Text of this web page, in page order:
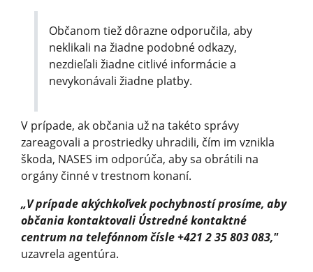
Občanom tiež dôrazne odporučila, aby
neklikali na žiadne podobné odkazy,
nezdieľali žiadne citlivé informácie a
nevykonávali žiadne platby.
V prípade, ak občania už na takéto správy
zareagovali a prostriedky uhradili, čím im vznikla
škoda, NASES im odporúča, aby sa obrátili na
orgány činné v trestnom konaní.
„V prípade akýchkoľvek pochybností prosíme, aby
občania kontaktovali Ústredné kontaktné
centrum na telefónnom čísle +421 2 35 803 083,"
uzavrela agentúra.